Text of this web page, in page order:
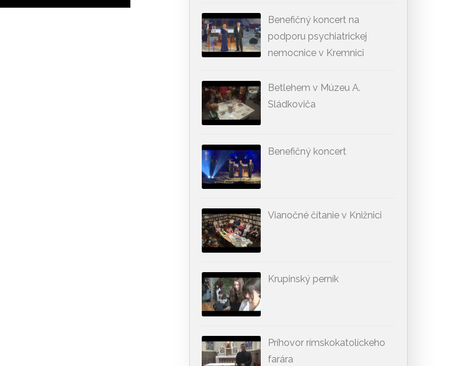
Benefičný koncert na
podporu psychiatrickej
nemocnice v Kremnici
Betlehem v Múzeu A.
Sládkoviča
Benefičný koncert
Vianočné čítanie v Knižnici
Krupinský perník
Príhovor rímskokatolíckeho
farára